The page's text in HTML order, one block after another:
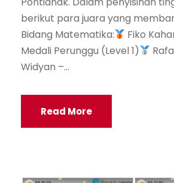
berikut para juara yang
Bidang Matematika:
Fiko
Medali Perunggu (Level 1)
Widyan –...
Read More